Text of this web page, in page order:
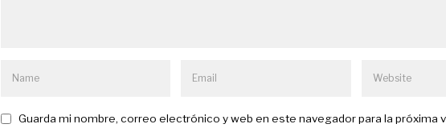
Guarda mi nombre, correo electrónico y web en este navegador para la próxima